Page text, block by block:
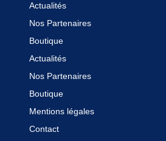
Contact
Actualités
Nos Partenaires
Boutique
Actualités
Nos Partenaires
Boutique
Mentions légales
Contact